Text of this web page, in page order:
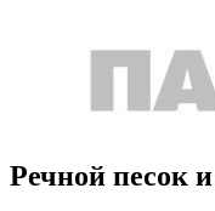
Речной песок